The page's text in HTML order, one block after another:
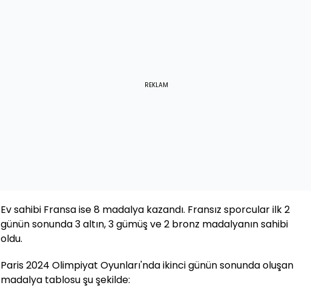
REKLAM
Ev sahibi Fransa ise 8 madalya kazandı. Fransız sporcular ilk 2
günün sonunda 3 altın, 3 gümüş ve 2 bronz madalyanın sahibi
oldu.
Paris 2024 Olimpiyat Oyunları'nda ikinci günün sonunda oluşan
madalya tablosu şu şekilde: